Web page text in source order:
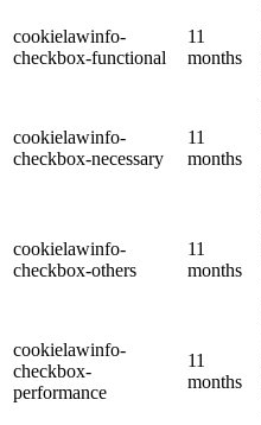
cookielawinfo-
checkbox-functional
11
months
cookielawinfo-
checkbox-necessary
11
months
cookielawinfo-
checkbox-others
11
months
cookielawinfo-
checkbox-
performance
11
months